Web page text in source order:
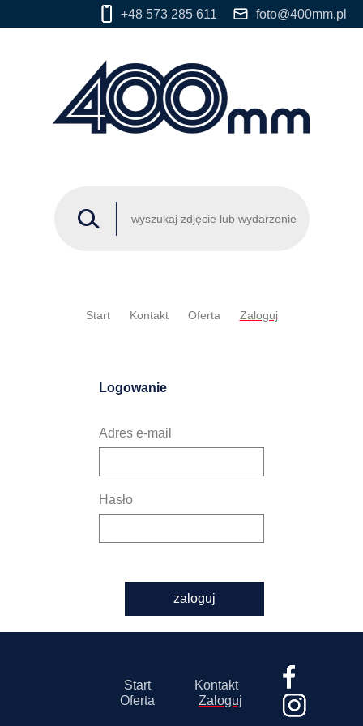
+48 573 285 611 foto@400mm.pl
Start Kontakt Oferta Zaloguj
Logowanie
Adres e-mail
Hasło
zaloguj
Start
Kontakt
Oferta
Zaloguj